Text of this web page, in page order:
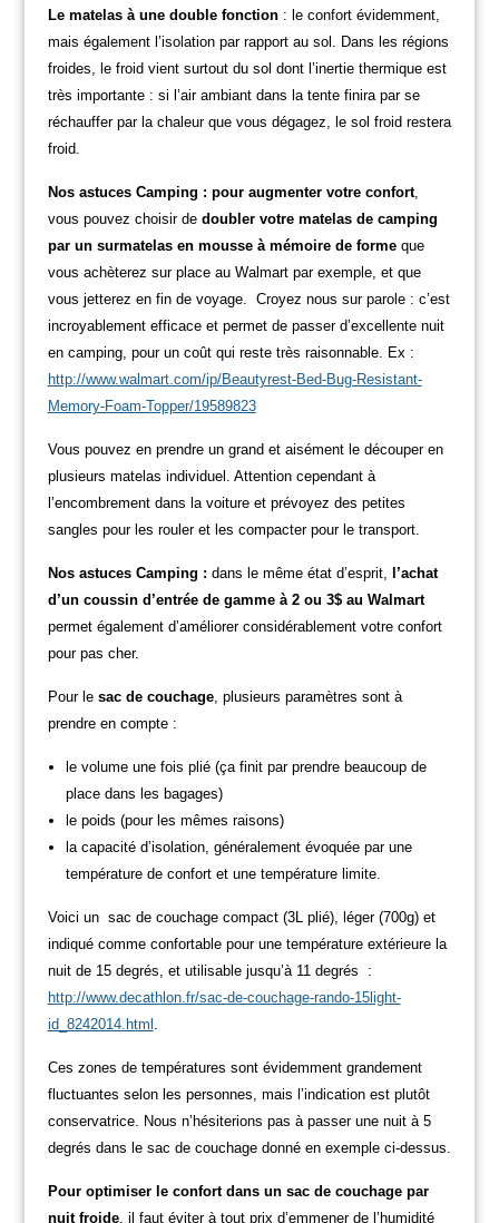
Le matelas à une double fonction: le confort évidemment,
mais également l’isolation par rapport au sol. Dans les régions
froides, le froid vient surtout du sol dont l’inertie thermique est
très importante : si l’air ambiant dans la tente finira par se
réchauffer par la chaleur que vous dégagez, le sol froid restera
froid.
Nos astuces Camping : pour augmenter votre confort,
vous pouvez choisir de doubler votre matelas de camping
par un surmatelas en mousse à mémoire de formeque
vous achèterez sur place au Walmart par exemple, et que
vous jetterez en fin de voyage. Croyez nous sur parole : c’est
incroyablement efficace et permet de passer d’excellente nuit
en camping, pour un coût qui reste très raisonnable.
Ex :
http://www.walmart.com/ip/Beautyrest-Bed-Bug-Resistant-
Memory-Foam-Topper/19589823
Vous pouvez en prendre un grand et aisément le découper en
plusieurs matelas individuel. Attention cependant à
l’encombrement dans la voiture et prévoyez des petites
sangles pour les rouler et les compacter pour le transport.
Nos astuces Camping : dans le même état d’esprit,
l’achat
d’un coussin d’entrée de gamme à 2 ou 3$ au Walmart
permet également d’améliorer considérablement votre confort
pour pas cher.
Pour le sac de couchage, plusieurs paramètres sont à
prendre en compte :
le volume une fois plié (ça finit par prendre beaucoup de
place dans les bagages)
le poids (pour les mêmes raisons)
la capacité d’isolation, généralement évoquée par une
température de confort et une température limite.
Voici un sac de couchage compact (3L plié), léger (700g) et
indiqué comme confortable pour une température extérieure la
nuit de 15 degrés, et utilisable jusqu’à 11 degrés :
http://www.decathlon.fr/sac-de-couchage-rando-15light-
id_8242014.html
Ces zones de températures sont évidemment grandement
fluctuantes selon les personnes, mais l’indication est plutôt
conservatrice. Nous n’hésiterions pas à passer une nuit à 5
degrés dans le sac de couchage donné en exemple ci-dessus.
Pour optimiser le confort dans un sac de couchage par
nuit froide, il faut éviter à tout prix d’emmener de l’humidité